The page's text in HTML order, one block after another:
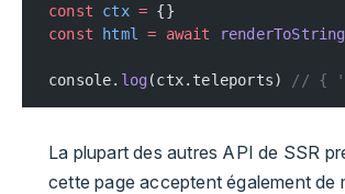
const ctx = {}
const html = await renderToString
console. log(ctx.teleports) // {
La plupart des autres API de SSR
cette page acceptent également de